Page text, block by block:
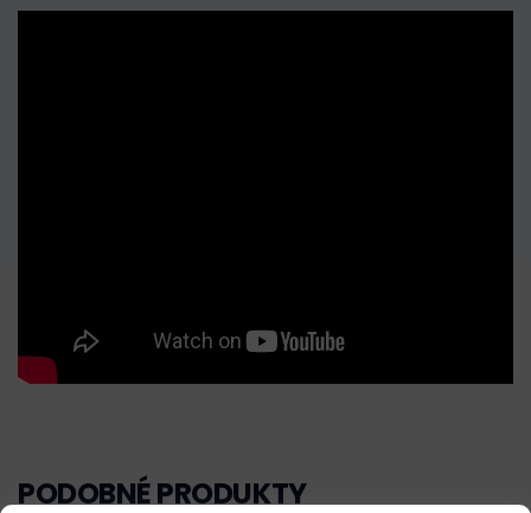
PODOBNÉ PRODUKTY